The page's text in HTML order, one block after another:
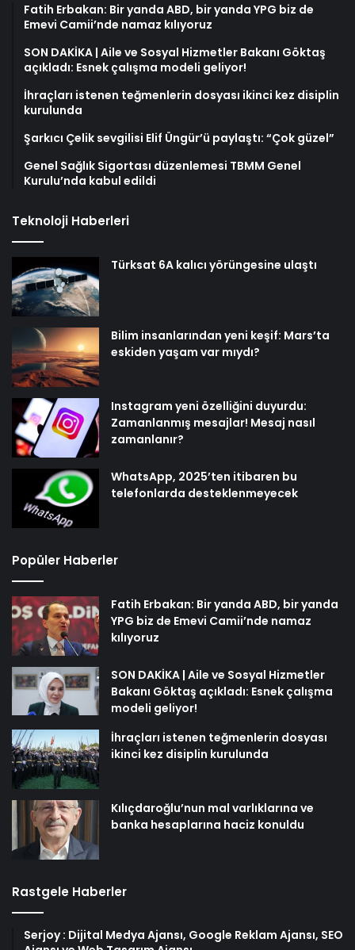
Fatih Erbakan: Bir yanda ABD, bir yanda YPG biz de
Emevi Camii’nde namaz kılıyoruz
SON DAKİKA | Aile ve Sosyal Hizmetler Bakanı Göktaş
açıkladı: Esnek çalışma modeli geliyor!
İhraçları istenen teğmenlerin dosyası ikinci kez disiplin
kurulunda
Şarkıcı Çelik sevgilisi Elif Üngür’ü paylaştı: “Çok güzel”
Genel Sağlık Sigortası düzenlemesi TBMM Genel
Kurulu’nda kabul edildi
Teknoloji Haberleri
Türksat 6A kalıcı yörüngesine ulaştı
Bilim insanlarından yeni keşif: Mars’ta
eskiden yaşam var mıydı?
Instagram yeni özelliğini duyurdu:
Zamanlanmış mesajlar! Mesaj nasıl
zamanlanır?
WhatsApp, 2025’ten itibaren bu
telefonlarda desteklenmeyecek
Popüler Haberler
Fatih Erbakan: Bir yanda ABD, bir yanda
YPG biz de Emevi Camii’nde namaz
kılıyoruz
SON DAKİKA | Aile ve Sosyal Hizmetler
Bakanı Göktaş açıkladı: Esnek çalışma
modeli geliyor!
İhraçları istenen teğmenlerin dosyası
ikinci kez disiplin kurulunda
Kılıçdaroğlu’nun mal varlıklarına ve
banka hesaplarına haciz konuldu
Rastgele Haberler
Serjoy : Dijital Medya Ajansı, Google Reklam Ajansı, SEO